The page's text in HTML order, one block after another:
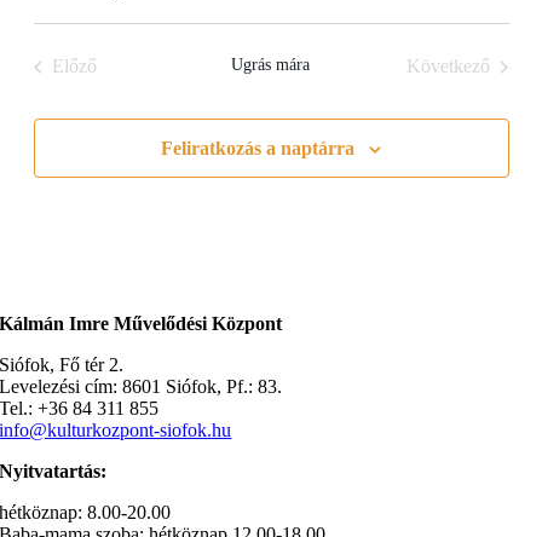
Előző
Ugrás mára Következő
Feliratkozás a naptárra
Kálmán Imre Művelődési Központ
Siófok, Fő tér 2.
Levelezési cím: 8601 Siófok, Pf.: 83.
Tel.: +36 84 311 855
info@kulturkozpont-siofok.hu
Nyitvatartás:
hétköznap: 8.00-20.00